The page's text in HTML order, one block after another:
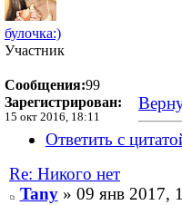
булочка:)
Участник
Сообщения:99
Зарегистрирован:
15 окт 2016, 18:11
Ответить с
Re: Никого нет
Tany» 09 янв 2017,